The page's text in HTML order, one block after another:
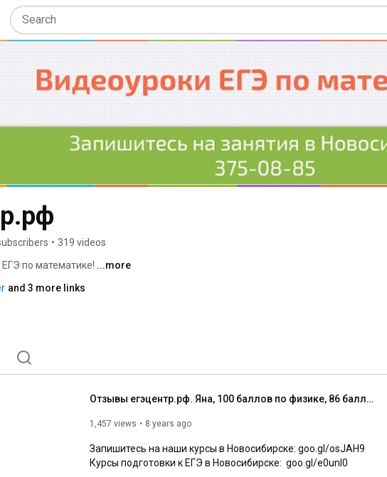
• 319 videos
по математике! ...more
and 3 more links
Отзывы егэцентр.рф. Яна, 100 баллов по физике, 86 баллов по  математике
1,457 views 8 years ago
Запишитесь на наши курсы в Новосибирске: goo.gl/osJAH9
Курсы подготовки к ЕГЭ в Новосибирске:  goo.gl/e0unI0